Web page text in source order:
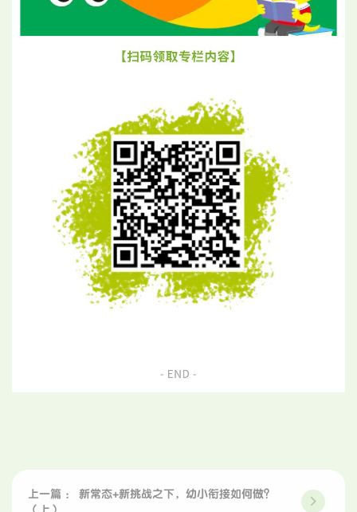
上一篇 ： 新常态+新挑战之下，幼小衔接如何做？
（上）